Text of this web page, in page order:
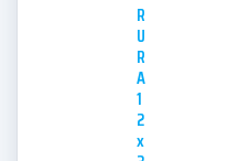
R
U
R
A
1
2
x